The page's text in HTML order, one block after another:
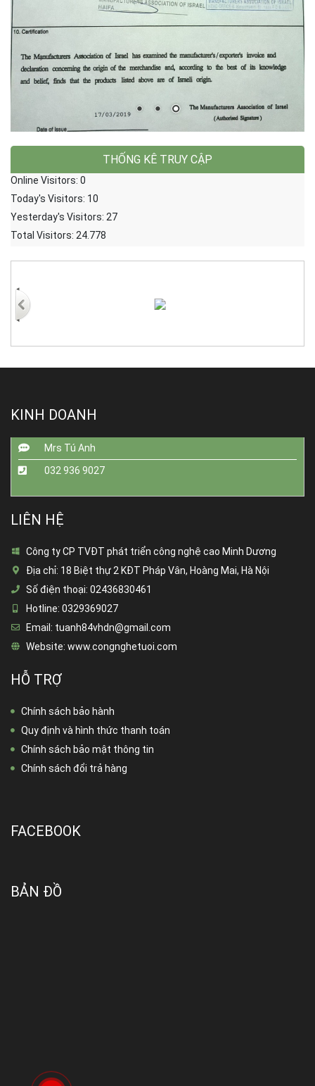
THỐNG KÊ TRUY CẬP
Online Visitors: 0
Today's Visitors: 10
Yesterday's Visitors: 27
Total Visitors: 24.778
KINH DOANH
Mrs Tú Anh
032 936 9027
LIÊN HỆ
Công ty CP TVĐT phát triển công nghệ cao Minh Dương
Địa chỉ: 18 Biệt thự 2 KĐT Pháp Vân, Hoàng Mai, Hà Nội
Số điện thoại: 02436830461
Hotline: 0329369027
Email: tuanh84vhdn@gmail.com
Website: www.congnghetuoi.com
HỖ TRỢ
Chính sách bảo hành
Quy định và hình thức thanh toán
Chính sách bảo mật thông tin
Chính sách đổi trả hàng
FACEBOOK
BẢN ĐỒ